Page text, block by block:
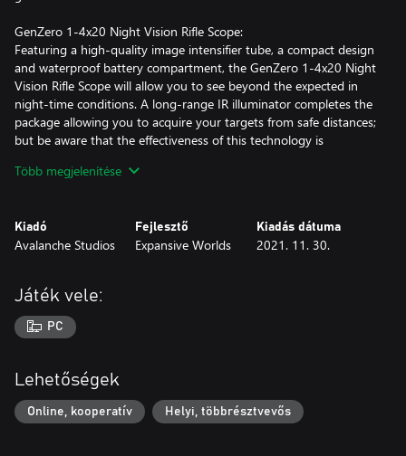
GenZero 1-4x20 Night Vision Rifle Scope:
Featuring a high-quality image intensifier tube, a compact design
and waterproof battery compartment, the GenZero 1-4x20 Night
Vision Rifle Scope will allow you to see beyond the expected in
night-time conditions. A long-range IR illuminator completes the
package allowing you to acquire your targets from safe distances;
but be aware that the effectiveness of this technology is
Bearclaw Lite CB-60 and the Hawk Edge CB-70, the Koter CB-65
is a versatile compound bow, useful in every situation. Striking a
best when hunting medium sized game, but can also be deadly
accurate against small and big game, when paired with the right
arrows.
This sight helps hunters overcome the biggest challenge when
bow-hunting: distance estimation. With the single press of a
button, the Brightsight calculates the distance of the target and
projects a precise, virtual LED pin that is only visible to the archer,
Több megjelenítése
Kiadó
Avalanche Studios
Fejlesztő
Expansive Worlds
Kiadás dátuma
2021. 11. 30.
Játék vele:
PC
Lehetőségek
Online, kooperatív Helyi, többrésztvevős